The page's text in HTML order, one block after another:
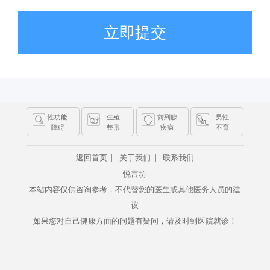
立即提交
性功能
障碍
生殖
整形
前列腺
疾病
男性
不育
返回首页 | 关于我们 |
联系我们
悦言坊
本站内容仅供咨询参考，不代替您的医生或其他医务人员的建
议
如果您对自己健康方面的问题有疑问，请及时到医院就诊！